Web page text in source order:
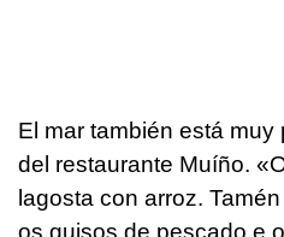
El mar también está muy
del restaurante Muíño. «
lagosta con arroz.
os guisos de pescado e